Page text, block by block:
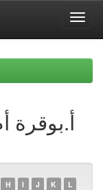
H I J K
L